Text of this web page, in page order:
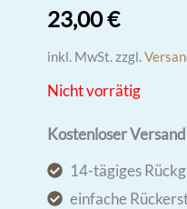
23,00€
inkl. MwSt.zzgl.
Nicht vorrätig
Kostenloser
14-tägiges
einfache